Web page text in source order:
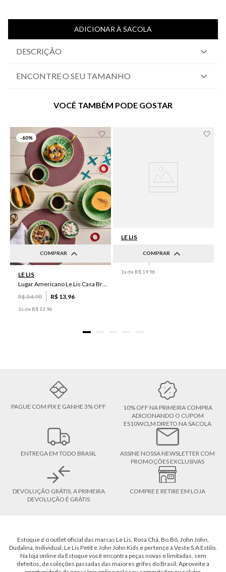
ADICIONAR À SACOLA
DESCRIÇÃO
ENCONTRE O SEU TAMANHO
VOCÊ TAMBÉM PODE GOSTAR
-60%
COMPRAR
LE LIS
Lugar Americano Le Lis Casa Brenda
R$34,90 R$ 13 96
1x de R$ 13 96
COMPRAR
LE LIS
1x de R$ 19 96
PAGUE COM PIX E GANHE 3% OFF
10% OFF NA PRIMEIRA COMPRA
ADICIONANDO O CUPOM
ES10WCLM DIRETO NA SACOLA
ENTREGA EM TODO BRASIL
ASSINE NOSSA NEWSLETTER COM
PROMOÇÕES EXCLUSIVAS
DEVOLUÇÃO GRÁTIS, A PRIMEIRA
DEVOLUÇÃO É GRÁTIS
COMPRE E RETIRE EM LOJA
Estoque é o outlet oficial das marcas Le Lis, Rosa Chá, Bo.Bô, John John,
Dudalina, Individual, Le Lis Petit e John John Kids e pertence à Veste S.A Estilo.
Na loja online da Estoque você encontra peças novas e limitadas, sem
defeitos, de coleções passadas das maiores grifes do Brasil. Aproveite a